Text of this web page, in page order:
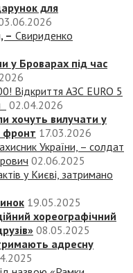
для
– Свириденко
у Броварах під час
Відкриття АЗС EURO 5
02.04.2026
хочуть вилучати у
фронт 17.03.2026
України, – солдат
02.06.2025
у Києві, затримано
19.05.2025
хореографічний
08.05.2025
адресну